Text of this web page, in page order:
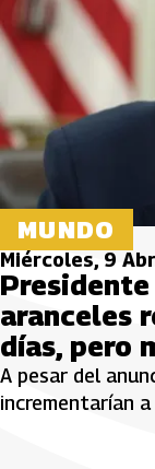
MUNDO
Miércoles, 9
aranceles
días, pero
A pesar del
incrementarían